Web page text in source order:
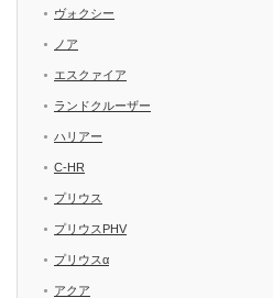
ヴォクシー
ノア
エスクァイア
ランドクルーザー
ハリアー
C-HR
プリウス
プリウスPHV
プリウスα
アクア